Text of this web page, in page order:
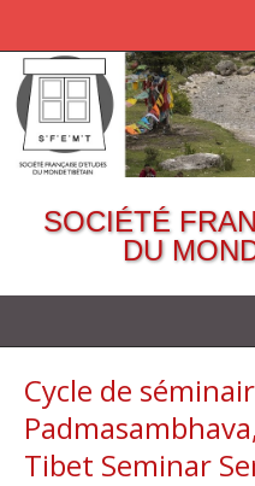
SOCIÉTÉ
DU
Cycle de
Tibet Seminar